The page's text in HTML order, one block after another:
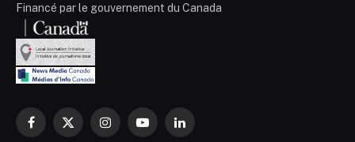
Financé par le gouvernement du Canada
Facebook
X
InstagramYouTubeLinkedIn